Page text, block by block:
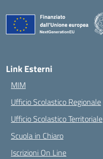
Link Esterni
MIM
Ufficio Scolastico Regionale
Ufficio Scolastico Territoriale
Scuola in Chiaro
Iscrizioni On Line